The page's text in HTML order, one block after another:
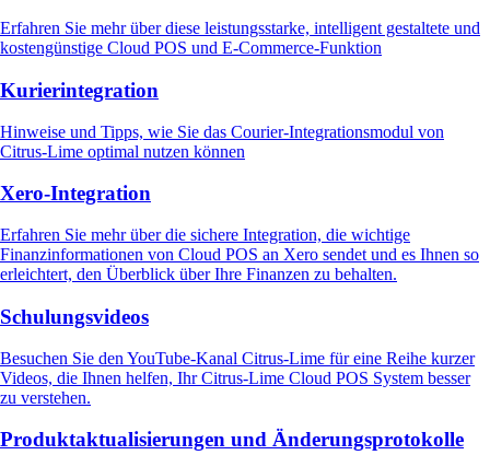
Erfahren Sie mehr über diese leistungsstarke, intelligent gestaltete und
kostengünstige Cloud POS und E-Commerce-Funktion
Kurierintegration
Hinweise und Tipps, wie Sie das Courier-Integrationsmodul von
Citrus-Lime optimal nutzen können
Xero-Integration
Erfahren Sie mehr über die sichere Integration, die wichtige
Finanzinformationen von Cloud POS an Xero sendet und es Ihnen so
erleichtert, den Überblick über Ihre Finanzen zu behalten.
Schulungsvideos
Besuchen Sie den YouTube-Kanal Citrus-Lime für eine Reihe kurzer
Videos, die Ihnen helfen, Ihr Citrus-Lime Cloud POS System besser
zu verstehen.
Produktaktualisierungen und Änderungsprotokolle